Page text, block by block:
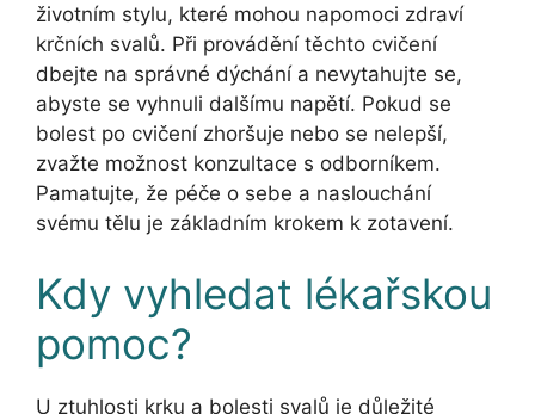
životním stylu, které mohou napomoci zdraví
krčních svalů. Při provádění těchto cvičení
dbejte na správné dýchání a nevytahujte se,
abyste se vyhnuli dalšímu napětí. Pokud se
bolest po cvičení zhoršuje nebo se nelepší,
zvažte možnost konzultace s odborníkem.
Pamatujte, že péče o sebe a naslouchání
svému tělu je základním krokem k zotavení.
Kdy vyhledat lékařskou
pomoc?
U ztuhlosti krku a bolesti svalů je důležité